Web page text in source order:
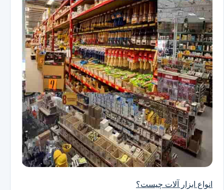
انواع ابزار آلات چیست؟